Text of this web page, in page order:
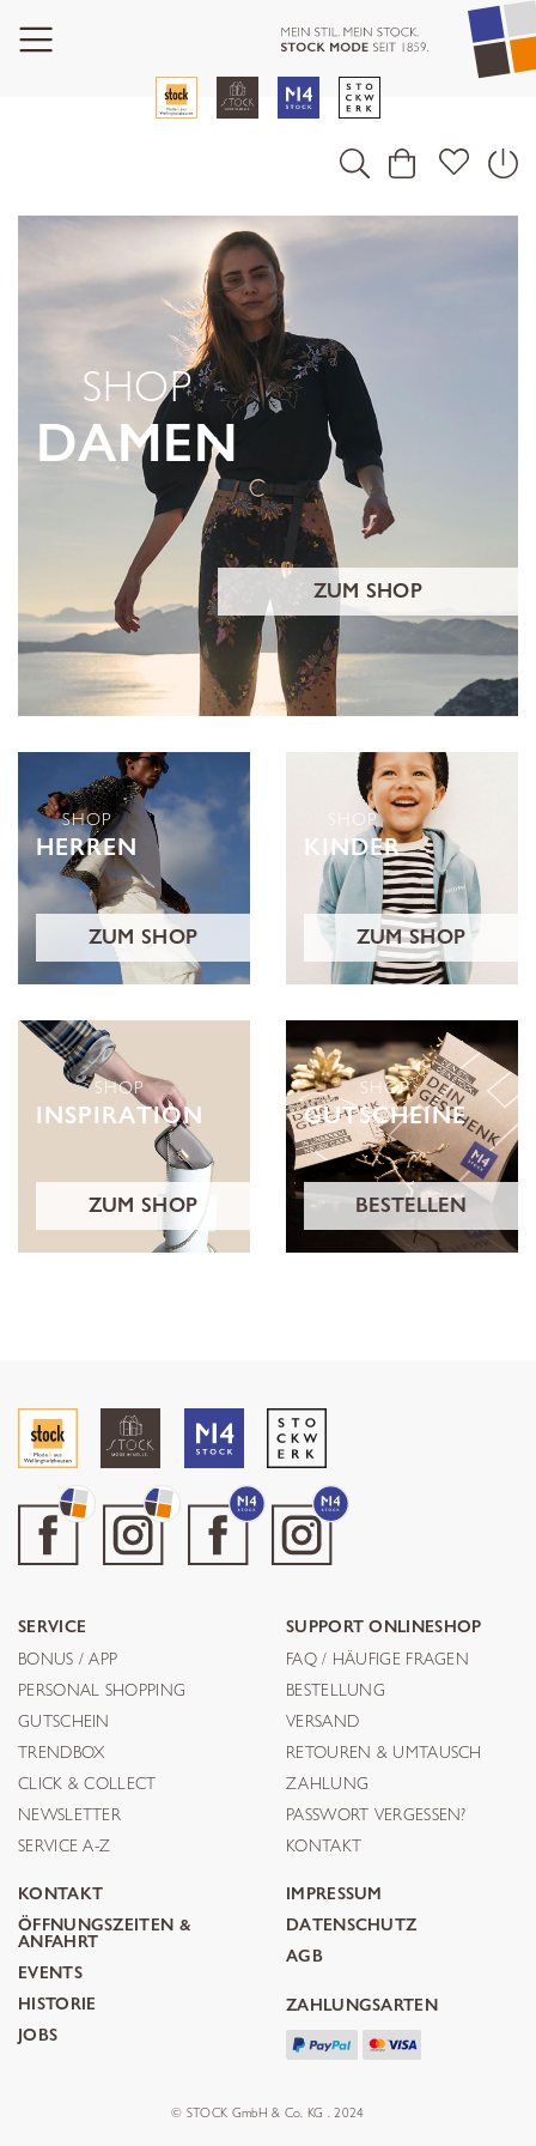
SHOP
DAMEN
ZUM SHOP
SHOP
HERREN
ZUM SHOP
SHOP
KINDER
ZUM SHOP
SHOP
INSPIRATION
ZUM SHOP
SHOP
GUTSCHEINE
BESTELLEN
SERVICE
BONUS / APP
PERSONAL SHOPPING
GUTSCHEIN
TRENDBOX
CLICK & COLLECT
NEWSLETTER
SERVICE A-Z
SUPPORT ONLINESHOP
FAQ / HÄUFIGE FRAGEN
BESTELLUNG
VERSAND
RETOUREN & UMTAUSCH
ZAHLUNG
PASSWORT VERGESSEN?
KONTAKT
KONTAKT
ÖFFNUNGSZEITEN &
ANFAHRT
EVENTS
HISTORIE
JOBS
IMPRESSUM
DATENSCHUTZ
AGB
ZAHLUNGSARTEN
© STOCK GmbH & Co. KG . 2024